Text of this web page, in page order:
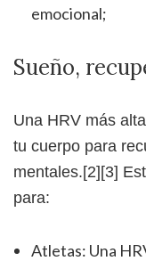
emocional;
Sueño,
Una HRV más
tu cuerpo para
mentales.[2][3]
para:
Atletas: Una